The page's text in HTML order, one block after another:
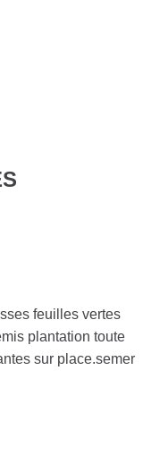
feuilles vertes
plantation toute
sur place.semer